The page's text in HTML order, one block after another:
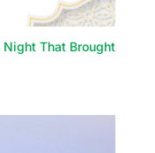
Night That Brought